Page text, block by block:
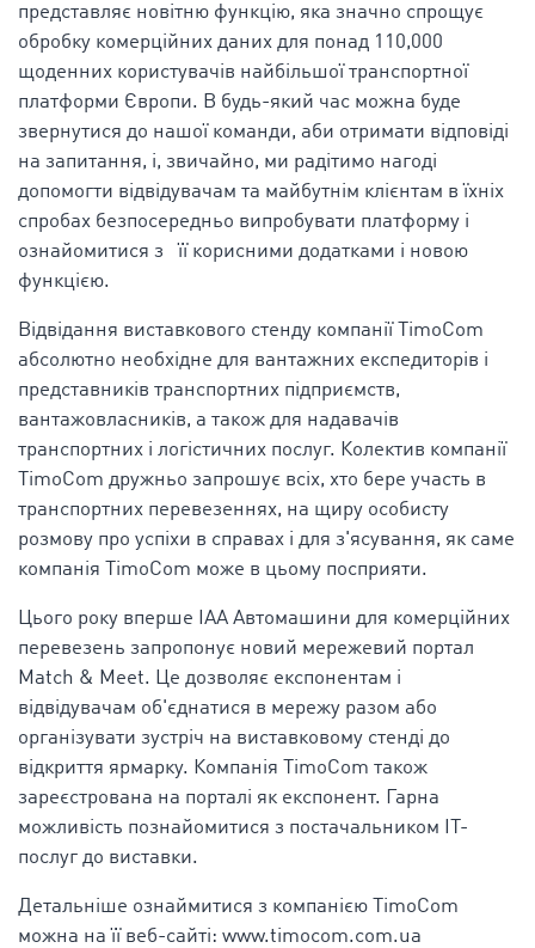
представляє новітню функцію, яка значно спрощує
обробку комерційних даних для понад 110,000
щоденних користувачів найбільшої транспортної
платформи Європи. В будь-який час можна буде
звернутися до нашої команди, аби отримати відповіді
на запитання, і, звичайно, ми радітимо нагоді
допомогти відвідувачам та майбутнім клієнтам в їхніх
спробах безпосередньо випробувати платформу і
ознайомитися з її корисними додатками і новою
функцією.
Відвідання виставкового стенду компанії TimoCom
абсолютно необхідне для вантажних експедиторів і
представників транспортних підприємств,
вантажовласників, а також для надавачів
транспортних і логістичних послуг. Колектив компанії
TimoCom дружньо запрошує всіх, хто бере участь в
транспортних перевезеннях, на щиру особисту
розмову про успіхи в справах і для з'ясування, як саме
компанія TimoCom може в цьому посприяти.
Цього року вперше IAA Автомашини для комерційних
перевезень запропонує новий мережевий портал
Match & Meet. Це дозволяє експонентам і
відвідувачам об'єднатися в мережу разом або
організувати зустріч на виставковому стенді до
відкриття ярмарку. Компанія TimoCom також
зареєстрована на порталі як експонент. Гарна
можливість познайомитися з постачальником ІТ-
послуг до виставки.
Детальніше ознаймитися з компанією TimoCom
можна на її веб-сайті: www.timocom.com.ua